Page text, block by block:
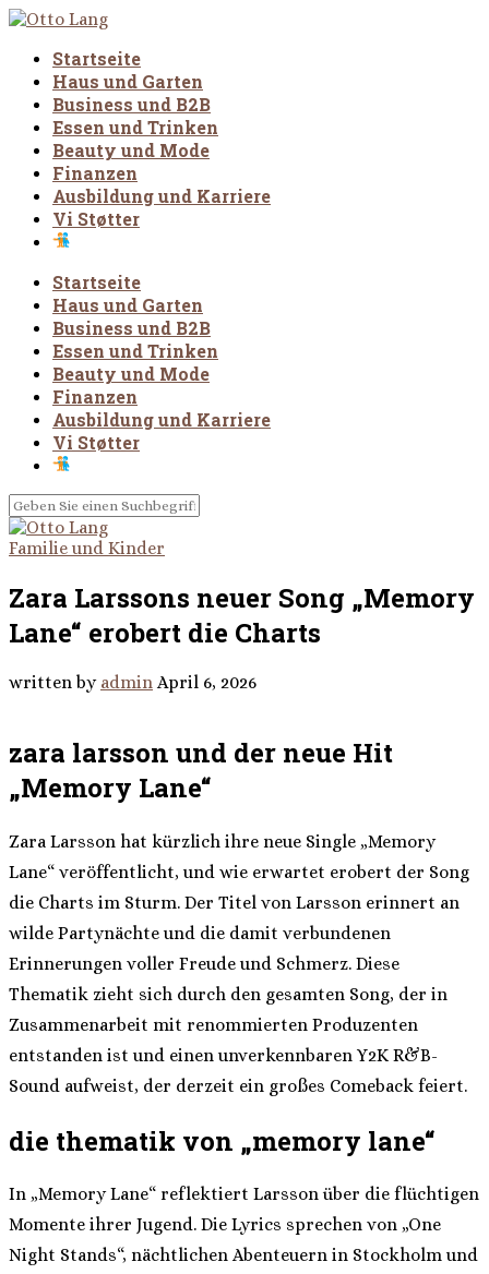
Startseite
Haus und Garten
Business und B2B
Essen und Trinken
Beauty und Mode
Finanzen
Ausbildung und Karriere
Vi Støtter
Startseite
Haus und Garten
Business und B2B
Essen und Trinken
Beauty und Mode
Finanzen
Ausbildung und Karriere
Vi Støtter
Familie und Kinder
Zara Larssons neuer Song „Memory
Lane“ erobert die Charts
written by admin April 6, 2026
zara larsson und der neue Hit
„Memory Lane“
Zara Larsson hat kürzlich ihre neue Single „Memory
Lane“ veröffentlicht, und wie erwartet erobert der Song
die Charts im Sturm. Der Titel von Larsson erinnert an
wilde Partynächte und die damit verbundenen
Erinnerungen voller Freude und Schmerz. Diese
Thematik zieht sich durch den gesamten Song, der in
Zusammenarbeit mit renommierten Produzenten
entstanden ist und einen unverkennbaren Y2K R&B-
Sound aufweist, der derzeit ein großes Comeback feiert.
die thematik von „memory lane“
In „Memory Lane“ reflektiert Larsson über die flüchtigen
Momente ihrer Jugend. Die Lyrics sprechen von „One
Night Stands“, nächtlichen Abenteuern in Stockholm und